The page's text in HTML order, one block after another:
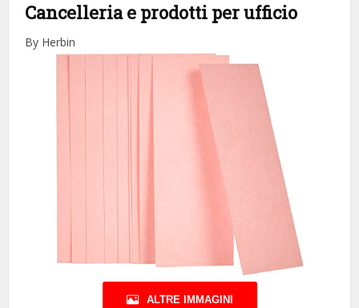
Cancelleria e prodotti per ufficio
By Herbin
ALTRE IMMAGINI